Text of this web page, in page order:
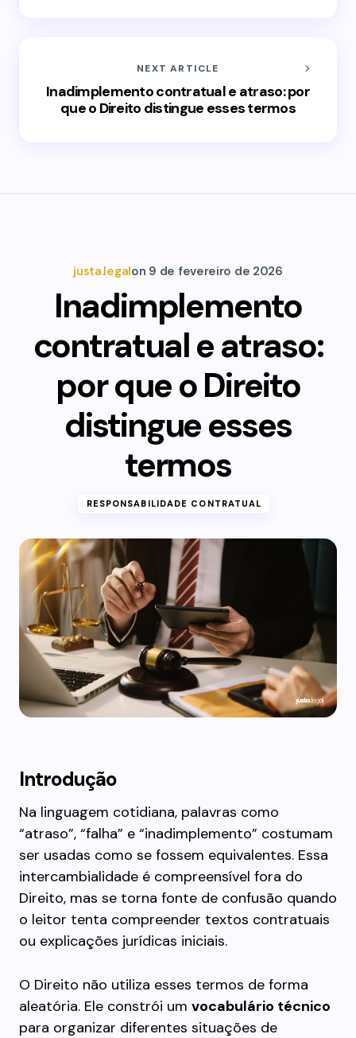
NEXT ARTICLE
Inadimplemento contratual e atraso: por
que o Direito distingue esses termos
justa.legalon 9 de fevereiro de 2026
Inadimplemento
contratual e atraso:
por que o Direito
distingue esses
termos
RESPONSABILIDADE CONTRATUAL
Introdução
Na linguagem cotidiana, palavras como
“atraso”, “falha” e “inadimplemento” costumam
ser usadas como se fossem equivalentes. Essa
intercambialidade é compreensível fora do
Direito, mas se torna fonte de confusão quando
o leitor tenta compreender textos contratuais
ou explicações jurídicas iniciais.
O Direito não utiliza esses termos de forma
aleatória. Ele constrói um vocabulário técnico
para organizar diferentes situações de